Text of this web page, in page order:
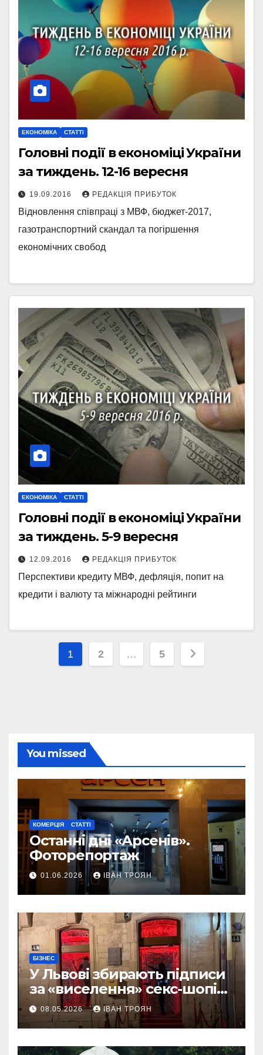
ЕКОНОМІКА СТАТТІ
Головні події в економіці України
за тиждень. 12-16 вересня
19.09.2016 РЕДАКЦІЯ ПРИБУТОК
Відновлення співпраці з МВФ, бюджет-2017,
газотранспортний скандал та погіршення
економічних свобод
ЕКОНОМІКА СТАТТІ
Головні події в економіці України
за тиждень. 5-9 вересня
12.09.2016 РЕДАКЦІЯ ПРИБУТОК
Перспективи кредиту МВФ, дефляція, попит на
кредити і валюту та міжнародні рейтинги
Posts
1 2 … 5
You missed
КОМЕРЦІЯ СТАТТІ
Останні дні «Арсенів».
Фоторепортаж
01.06.2026 ІВАН ТРОЯН
БІЗНЕС
У Львові збирають підписи
за «виселення» секс-шопів
із центру міста
08.05.2026 ІВАН ТРОЯН